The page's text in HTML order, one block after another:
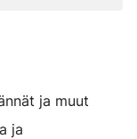
ja muut
ja